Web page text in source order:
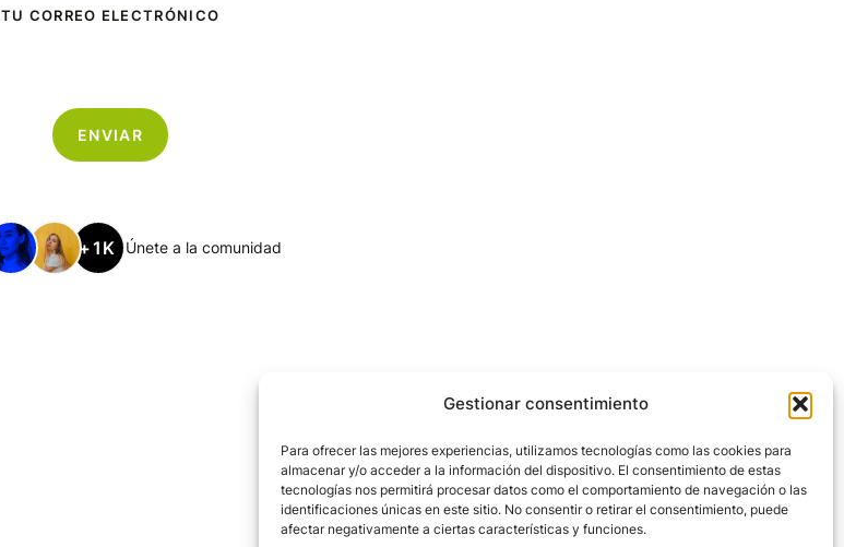
Gestionar consentimiento
Para ofrecer las mejores experiencias, utilizamos tecnologías como las cookies para
almacenar y/o acceder a la información del dispositivo. El consentimiento de estas
tecnologías nos permitirá procesar datos como el comportamiento de navegación o las
identificaciones únicas en este sitio. No consentir o retirar el consentimiento, puede
afectar negativamente a ciertas características y funciones.
TU CORREO ELECTRÓNICO
+1K Únete a la comunidad